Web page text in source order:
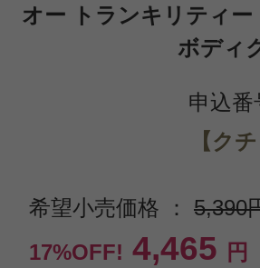
オー トランキリティ
ボディ
申込番
【ク
希望小売価格 ： 5,390
17%OFF! 4,465 円